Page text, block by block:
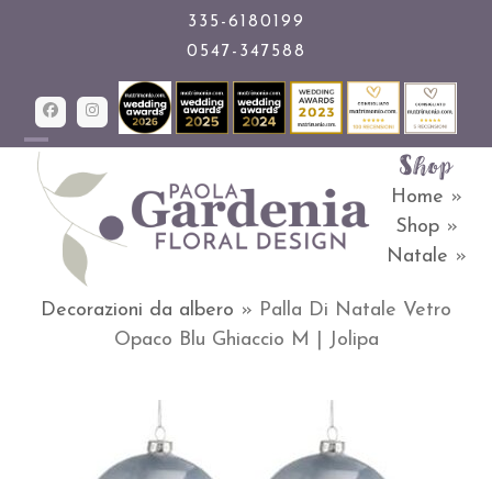
content
335-6180199
0547-347588
FacebookInstagram
Open
mobile
menu
Close
mobile
menu
Shop
Home »
Shop»
Natale »
Decorazioni da albero » Palla Di Natale Vetro
Opaco Blu Ghiaccio M | Jolipa